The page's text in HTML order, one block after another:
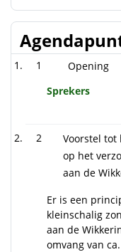
1
Opening
Sprekers
2
Voorstel
op het
aan de
Er is een
kleinschalig
aan de
omvang van